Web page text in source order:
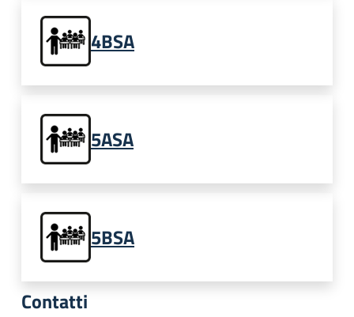
4BSA
5ASA
5BSA
Contatti